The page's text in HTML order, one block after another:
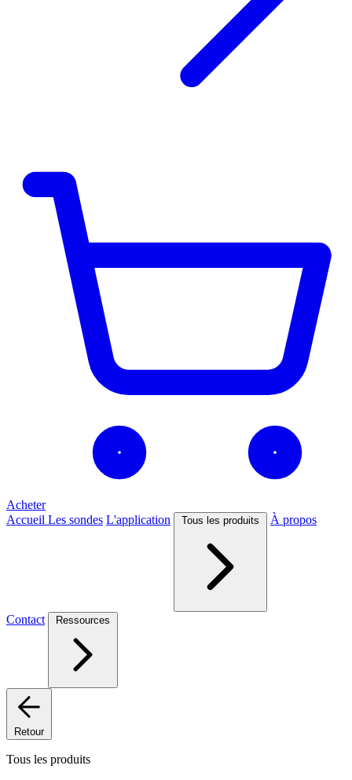
Acheter
Accueil Les sondes L'application Tous les produits À propos
Contact Ressources
Retour
Tous les produits